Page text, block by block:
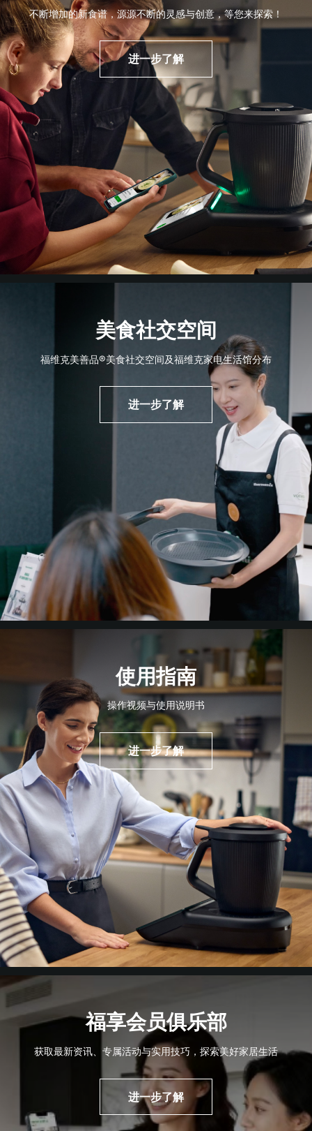
不断增加的新食谱，源源不断的灵感与创意，等您来探索！
进一步了解
美食社交空间
福维克美善品®美食社交空间及福维克家电生活馆分布
进一步了解
使用指南
操作视频与使用说明书
进一步了解
福享会员俱乐部
获取最新资讯、专属活动与实用技巧，探索美好家居生活
进一步了解